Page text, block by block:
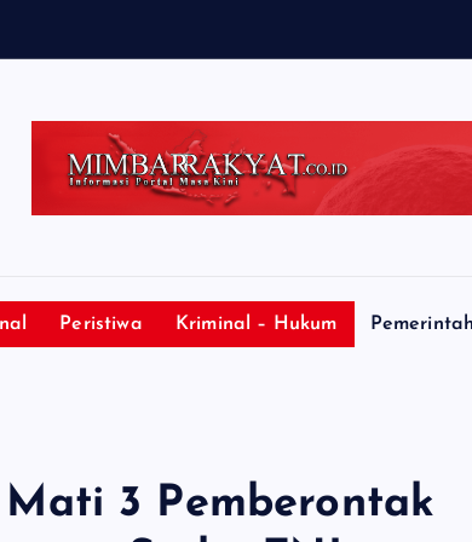
Peristiwa Kriminal – Hukum
3 Pemberontak